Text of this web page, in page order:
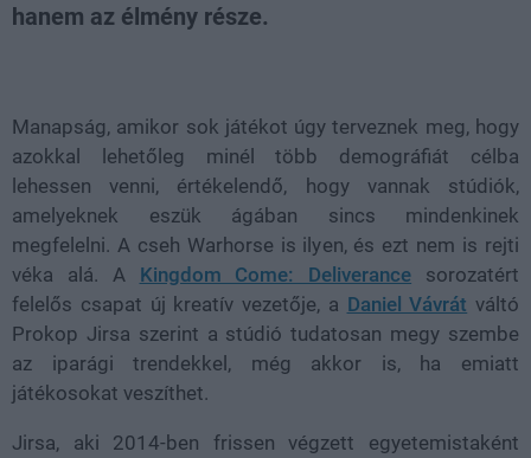
hanem az élmény része.
Manapság, amikor sok játékot úgy terveznek meg, hogy
azokkal lehetőleg minél több demográfiát célba
lehessen venni, értékelendő, hogy vannak stúdiók,
amelyeknek eszük ágában sincs mindenkinek
megfelelni. A cseh Warhorse is ilyen, és ezt nem is rejti
véka alá. A Kingdom Come: Deliverance sorozatért
felelős csapat új kreatív vezetője, a Daniel Vávrát váltó
Prokop Jirsa szerint a stúdió tudatosan megy szembe
az iparági trendekkel, még akkor is, ha emiatt
játékosokat veszíthet.
Jirsa, aki 2014-ben frissen végzett egyetemistaként